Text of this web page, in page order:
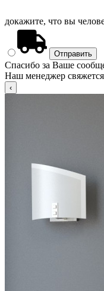
докажите, что вы
Спасибо за Ваше
Наш менеджер